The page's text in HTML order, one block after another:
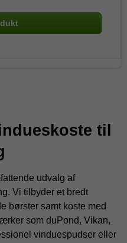
til
udvalg af
Vi tilbyder et bredt
børster samt koste med
som duPond, Vikan,
vinduespudser eller